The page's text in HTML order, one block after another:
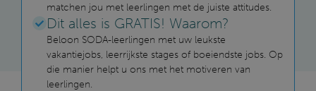
matchen jou met leerlingen met de juiste attitudes.
Dit alles is GRATIS! Waarom?
Beloon SODA-leerlingen met uw leukste
vakantiejobs, leerrijkste stages of boeiendste jobs. Op
die manier helpt u ons met het motiveren van
leerlingen.